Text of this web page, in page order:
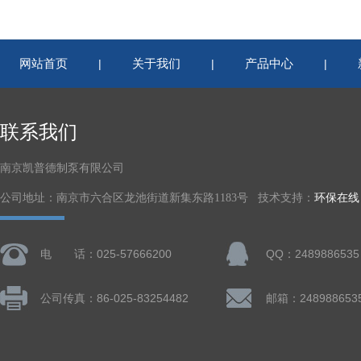
网站首页 | 关于我们 | 产品中心 |
联系我们
南京凯普德制泵有限公司
公司地址：南京市六合区龙池街道新集东路1183号 技术支持： 环保在线
电 话：025-57666200 QQ：2489886535
公司传真：86-025-83254482 邮箱：